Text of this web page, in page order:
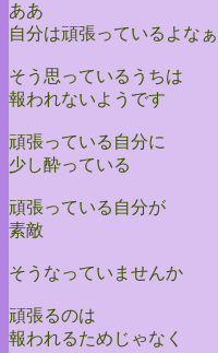
ああ
自分は頑張っているよなぁ
そう思っているうちは
報われないようです
頑張っている自分に
少し酔っている
頑張っている自分が
素敵
そうなっていませんか
頑張るのは
報われるためじゃなく